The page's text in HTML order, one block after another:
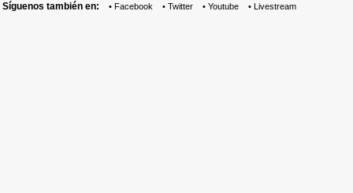
Síguenos también en: • Facebook • Twitter • Youtube • Livestream